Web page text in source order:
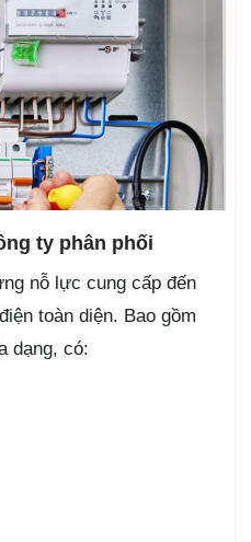
ty phân phối
nỗ lực cung cấp đến
toàn diện. Bao gồm
dạng, có: